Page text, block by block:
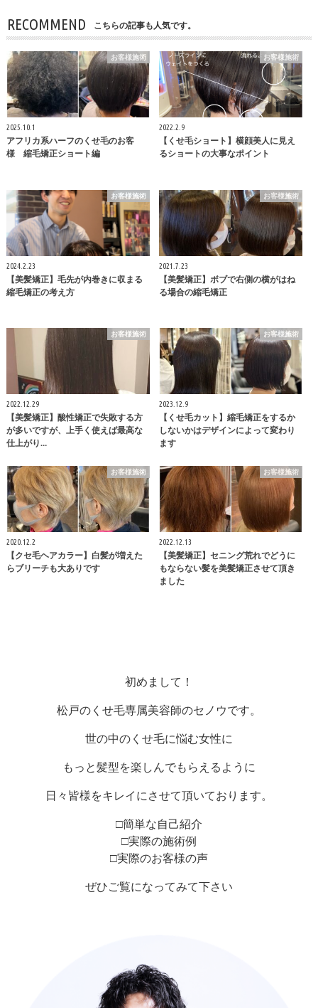
RECOMMEND こちらの記事も人気です。
お客様施術
2025.10.1
アフリカ系ハーフのくせ毛のお客
様 縮毛矯正ショート編
お客様施術
2022.2.9
【くせ毛ショート】横顔美人に見え
るショートの大事なポイント
お客様施術
2024.2.23
【美髪矯正】毛先が内巻きに収まる
縮毛矯正の考え方
お客様施術
2021.7.23
【美髪矯正】ボブで右側の横がはね
る場合の縮毛矯正
お客様施術
2022.12.29
【美髪矯正】酸性矯正で失敗する方
が多いですが、上手く使えば最高な
仕上がり…
お客様施術
2023.12.9
【くせ毛カット】縮毛矯正をするか
しないかはデザインによって変わり
ます
お客様施術
2020.12.2
【クセ毛ヘアカラー】白髪が増えた
らブリーチも大ありです
お客様施術
2022.12.13
【美髪矯正】セニング荒れでどうに
もならない髪を美髪矯正させて頂き
ました
初めまして！
松戸のくせ毛専属美容師のセノウです。
世の中のくせ毛に悩む女性に
もっと髪型を楽しんでもらえるように
日々皆様をキレイにさせて頂いております。
□簡単な自己紹介
□実際の施術例
□実際のお客様の声
ぜひご覧になってみて下さい